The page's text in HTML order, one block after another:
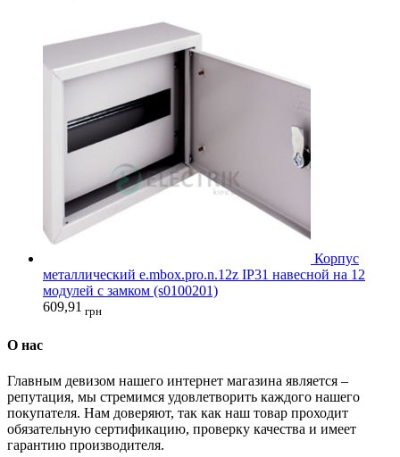
Корпус
металлический e.mbox.pro.n.12z IP31 навесной на 12
модулей с замком (s0100201)
609,91 грн
О нас
Главным девизом нашего интернет магазина является –
репутация, мы стремимся удовлетворить каждого нашего
покупателя. Нам доверяют, так как наш товар проходит
обязательную сертификацию, проверку качества и имеет
гарантию производителя.